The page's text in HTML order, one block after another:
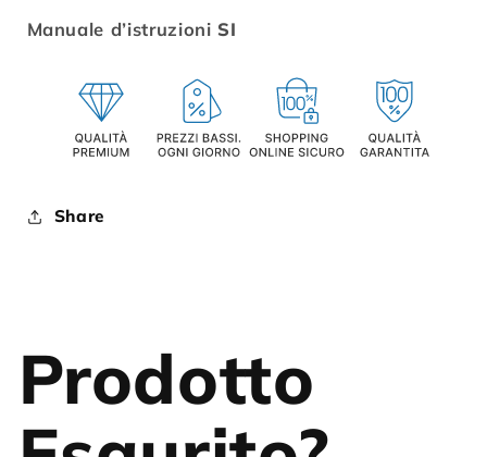
Manuale d’istruzioni SI
Share
Prodotto